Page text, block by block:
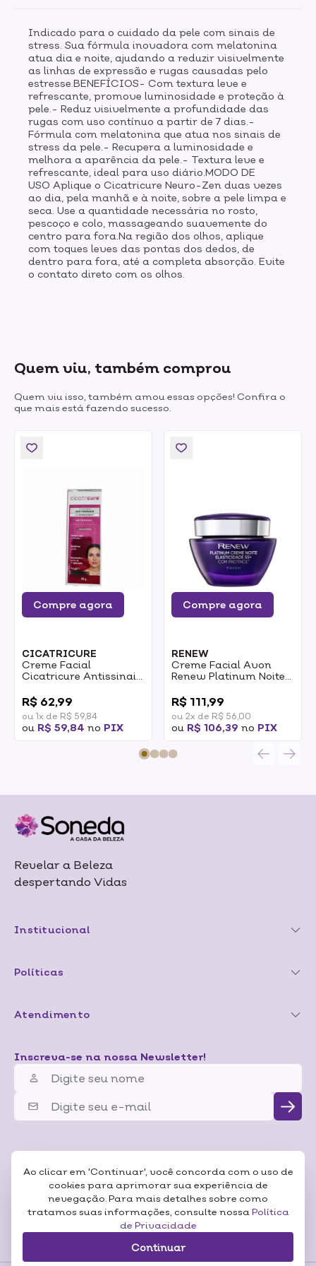
Ao clicar em 'Continuar', você concorda com o uso de
cookies para aprimorar sua experiência de
nevegação. Para mais detalhes sobre como
tratamos suas informações, consulte nossa Política
de Privacidade
Continuar
Indicado para o cuidado da pele com sinais de
stress. Sua fórmula inovadora com melatonina
atua dia e noite, ajudando a reduzir visivelmente
as linhas de expressão e rugas causadas pelo
estresse.BENEFÍCIOS- Com textura leve e
refrescante, promove luminosidade e proteção à
pele.- Reduz visivelmente a profundidade das
rugas com uso contínuo a partir de 7 dias.-
Fórmula com melatonina que atua nos sinais de
stress da pele.- Recupera a luminosidade e
melhora a aparência da pele.- Textura leve e
refrescante, ideal para uso diário.MODO DE
USO Aplique o Cicatricure Neuro-Zen duas vezes
ao dia, pela manhã e à noite, sobre a pele limpa e
seca. Use a quantidade necessária no rosto,
pescoço e colo, massageando suavemente do
centro para fora.Na região dos olhos, aplique
com toques leves das pontas dos dedos, de
dentro para fora, até a completa absorção. Evite
o contato direto com os olhos.
Quem viu, também comprou
Quem viu isso, também amou essas opções! Confira o
que mais está fazendo sucesso.
Compre agora
CICATRICURE
Creme Facial
Cicatricure Antissinais
R$ 62,99
ou 1x de R$ 59,84
ou R$ 59,84 no PIX
Compre agora
RENEW
Creme Facial Avon
Renew Platinum Noite
55+ 50g
R$ 111,99
ou 2x de R$ 56,00
ou R$ 106,39 no PIX
Revelar a Beleza
despertando Vidas
Institucional
Políticas
Atendimento
Inscreva-se na nossa Newsletter!